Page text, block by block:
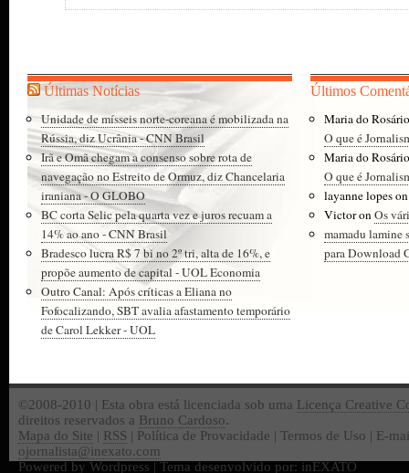
Últimas Notícias
Unidade de mísseis norte-coreana é mobilizada na
Rússia, diz Ucrânia - CNN Brasil
Irã e Omã chegam a consenso sobre rota de
navegação no Estreito de Ormuz, diz Chancelaria
iraniana - O GLOBO
BC corta Selic pela quarta vez e juros recuam a
14% ao ano - CNN Brasil
Bradesco lucra R$ 7 bi no 2º tri, alta de 16%, e
propõe aumento de capital - UOL Economia
Outro Canal: Após críticas a Eliana no
Fofocalizando, SBT avalia afastamento temporário
de Carol Lekker - UOL
Últimos
Maria do
O que é
Maria do
O que é
layanne lopes
VictoronOs
mamadu lamine
para Download
©2008-2010 | Esta obra está licenciada sob uma Licença Creative
direitos reservados a Bruno Cardoso.
Mapa do Site | RSS | Política de Provacidade | Termos de Uso | E-
ojornalista@inexato.com
Powered by Wordpress | Tema desenvolvido por: inEXATO